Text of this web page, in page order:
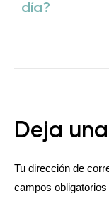
día?
Deja
Tu dirección de
campos